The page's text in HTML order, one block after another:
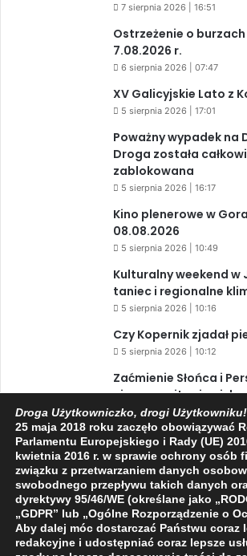
7 sierpnia 2026 | 16:51
Ostrzeżenie o
7.08.2026 r.
6 sierpnia 2026 | 07:47
XV Galicyjskie Lato z
5 sierpnia 2026 | 17:01
Poważny wypadek na
Droga została
zablokowana
5 sierpnia 2026 | 16:17
Kino plenerowe w
08.08.2026
5 sierpnia 2026 | 10:49
Kulturalny weekend w
taniec i regionalne
5 sierpnia 2026 | 10:16
Czy Kopernik zjadał
5 sierpnia 2026 | 10:12
Zaćmienie Słońca i
niesamowite
w ciągu jednego dnia!
3 sierpnia 2026 | 15:39
Facebook
X
Droga Użytkowniczko, drogi Użytkowniku!
25 maja 2018 roku zaczęło obowiązywać
Parlamentu Europejskiego i Rady (UE)
kwietnia 2016 r. w sprawie ochrony osób
związku z przetwarzaniem danych
swobodnego przepływu takich danych
dyrektywy 95/46/WE (określane jako
„GDPR” lub „Ogólne Rozporządzenie o
Aby dalej móc dostarczać Państwu coraz
redakcyjne i udostępniać coraz lepsze